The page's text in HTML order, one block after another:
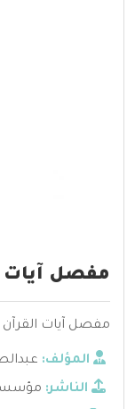
مفصل آيات
مفصل آيات
المؤلف:
الناشر: